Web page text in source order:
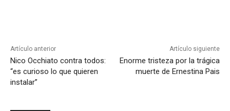
Artículo anterior
Nico Occhiato contra todos:
“es curioso lo que quieren
instalar”
Artículo siguiente
Enorme tristeza por la trágica
muerte de Ernestina Pais